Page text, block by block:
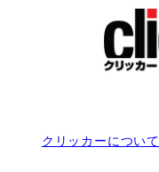
クリッカーについて